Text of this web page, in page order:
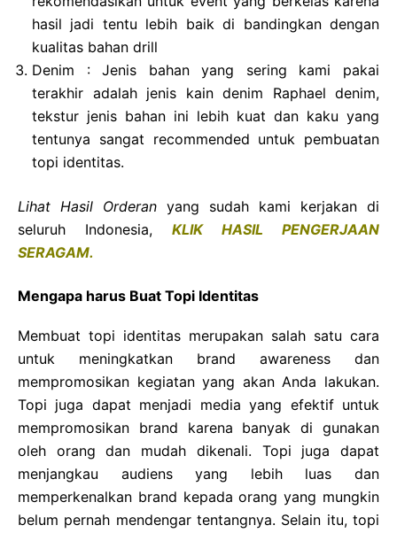
hasil jadi tentu lebih baik di bandingkan dengan
kualitas bahan drill
Denim : Jenis bahan yang sering kami pakai
terakhir adalah jenis kain denim Raphael denim,
tekstur jenis bahan ini lebih kuat dan kaku yang
tentunya sangat recommended untuk pembuatan
topi identitas.
Lihat Hasil Orderan yang sudah kami kerjakan di
seluruh Indonesia, KLIK HASIL PENGERJAAN
SERAGAM.
Mengapa harus Buat Topi Identitas
Membuat topi identitas merupakan salah satu cara
untuk meningkatkan brand awareness dan
mempromosikan kegiatan yang akan Anda lakukan.
Topi juga dapat menjadi media yang efektif untuk
mempromosikan brand karena banyak di gunakan
oleh orang dan mudah dikenali. Topi juga dapat
menjangkau audiens yang lebih luas dan
memperkenalkan brand kepada orang yang mungkin
belum pernah mendengar tentangnya. Selain itu, topi